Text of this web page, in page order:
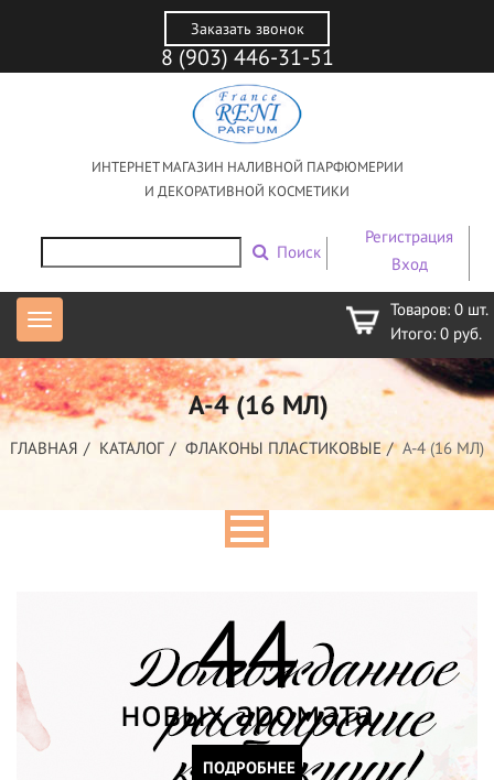
Заказать звонок
8 (903) 446-31-51
ИНТЕРНЕТ МАГАЗИН НАЛИВНОЙ ПАРФЮМЕРИИ
И ДЕКОРАТИВНОЙ КОСМЕТИКИ
Поиск
Регистрация
Вход
Товаров: 0 шт.
Итого: 0 руб.
А-4 (16 МЛ)
ГЛАВНАЯ КАТАЛОГ ФЛАКОНЫ ПЛАСТИКОВЫЕ А-4 (16 МЛ)
44
новых аромата
ПОДРОБНЕЕ